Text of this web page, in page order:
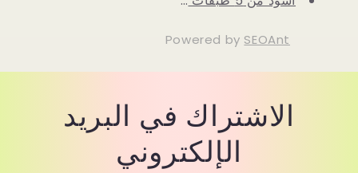
Powered by SEOAnt
الاشتراك في البريد
الإلكتروني